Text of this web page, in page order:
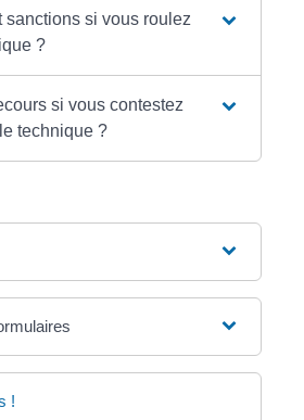
sanctions si vous roulez
?
si vous contestez
technique ?
!